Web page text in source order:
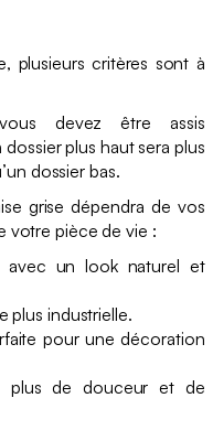
plusieurs critères sont à
devez être assis
plus haut sera plus
dossier bas.
grise dépendra de vos
votre pièce de vie :
avec un look naturel et
plus industrielle.
pour une décoration
plus de douceur et de